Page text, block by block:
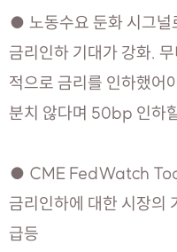
● 노동수요 둔화 시그널
금리인하 기대가 강화.
적으로 금리를 인하했어
분치 않다며 50bp 인하
● CME FedWatch
금리인하에 대한 시장
급등